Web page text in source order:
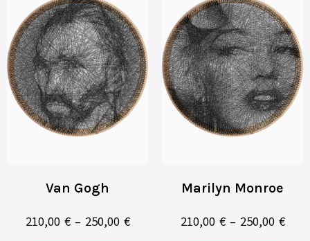
Van Gogh
210,00 €– 250,00 €
Marilyn Monroe
210,00 €– 250,00 €